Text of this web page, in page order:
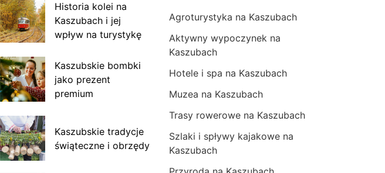
Historia kolei na
Kaszubach i jej
wpływ na turystykę
Kaszubskie bombki
jako prezent
premium
Kaszubskie tradycje
świąteczne i obrzędy
Agroturystyka na Kaszubach
Aktywny wypoczynek na
Kaszubach
Hotele i spa na Kaszubach
Muzea na Kaszubach
Trasy rowerowe na Kaszubach
Szlaki i spływy kajakowe na
Kaszubach